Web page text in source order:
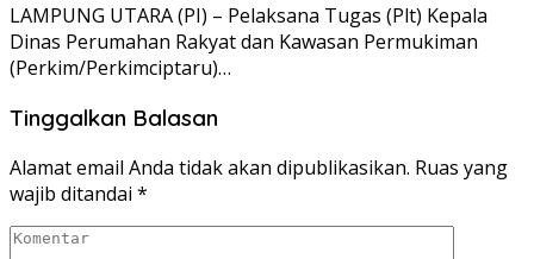
LAMPUNG UTARA (PI) – Pelaksana Tugas (Plt) Kepala
Dinas Perumahan Rakyat dan Kawasan Permukiman
(Perkim/Perkimciptaru)…
Tinggalkan Balasan
Alamat email Anda tidak akan dipublikasikan. Ruas yang
wajib ditandai *